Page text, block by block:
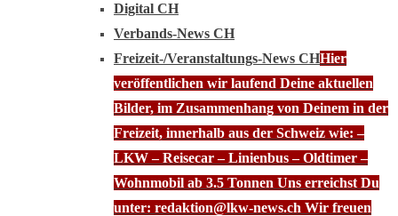
Digital CH
Verbands-News CH
Freizeit-/Veranstaltungs-News CHHier
veröffentlichen wir laufend Deine aktuellen
Bilder, im Zusammenhang von Deinem in der
Freizeit, innerhalb aus der Schweiz wie: –
LKW – Reisecar – Linienbus – Oldtimer –
Wohnmobil ab 3.5 Tonnen Uns erreichst Du
unter: redaktion@lkw-news.ch Wir freuen